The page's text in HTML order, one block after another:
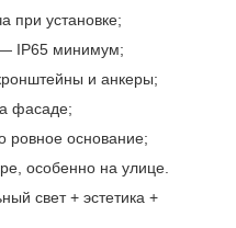
при установке;
— IP65 минимум;
и анкеры;
фасаде;
ровное основание;
особенно на улице.
свет + эстетика +